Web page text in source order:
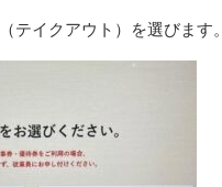
テイクアウト）を選びます。